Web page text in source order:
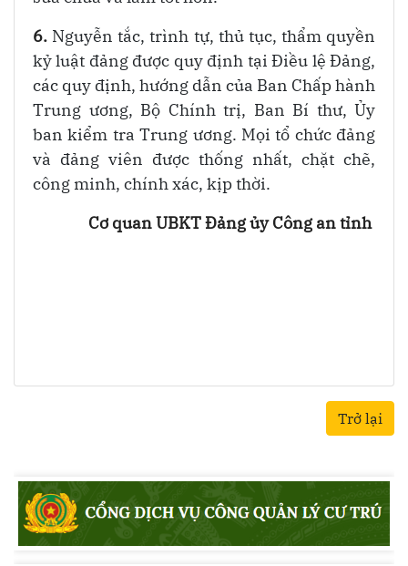
6. Nguyễn tắc, trình tự, thủ tục, thẩm quyền
kỷ luật đảng được quy định tại Điều lệ Đảng,
các quy định, hướng dẫn của Ban Chấp hành
Trung ương, Bộ Chính trị, Ban Bí thư, Ủy
ban kiểm tra Trung ương. Mọi tổ chức đảng
và đảng viên được thống nhất, chặt chẽ,
công minh, chính xác, kịp thời.
Cơ quan UBKT Đảng ủy Công an tỉnh
Trở lại